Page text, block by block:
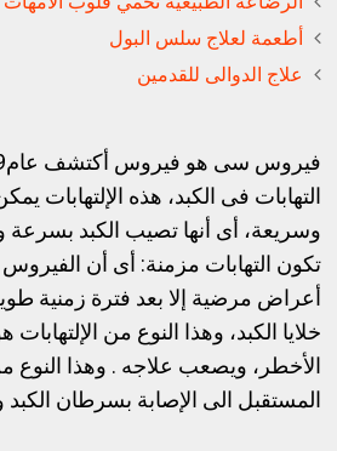
أطعمة لعلاج سلس البول
علاج الدوالى للقدمين
التهابات فى الكبد، هذه الإلتهابات
وسريعة، أى أنها تصيب الكبد
تكون التهابات مزمنة: أى أن
أعراض مرضية إلا بعد فترة زمنية
خلايا الكبد، وهذا النوع من
الأخطر، ويصعب علاجه . وهذا النوع
المستقبل الى الإصابة بسرطان